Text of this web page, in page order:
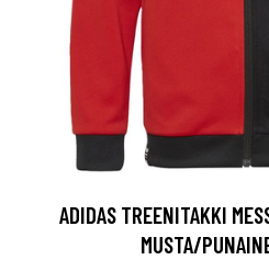
ADIDAS TREENITAKKI
MUSTA/